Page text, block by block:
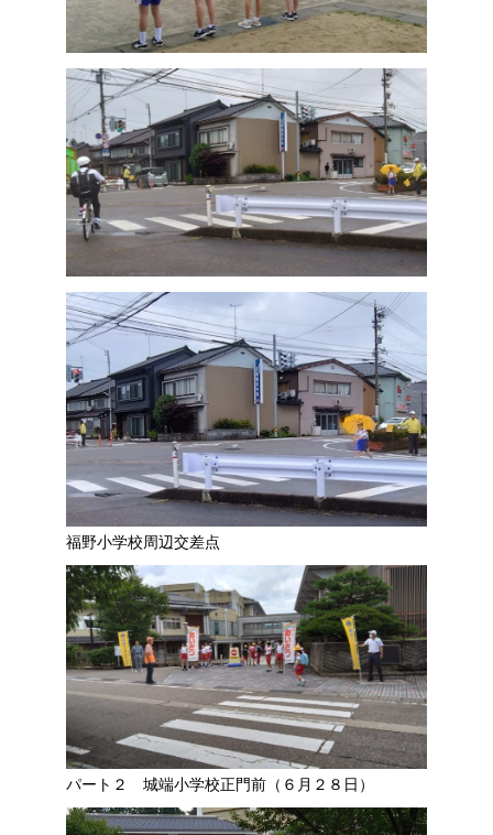
福野小学校周辺交差点
パート２ 城端小学校正門前（６月２８日）